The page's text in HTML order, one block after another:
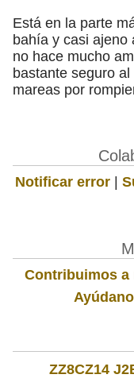
Está en la parte
bahía y casi ajeno
no hace mucho
bastante seguro
mareas por
Notificar error |
Contribuimos a
ZZ8CZ14